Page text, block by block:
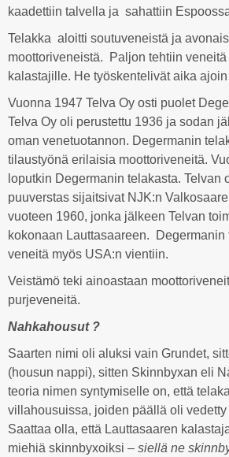
kaadettiin talvella ja sahattiin
Telakka aloitti soutuveneistä ja
moottoriveneistä. Paljon tehtiin veneitä
kalastajille. He työskentelivät aika
Vuonna 1947 Telva Oy osti puolet
Telva Oy oli perustettu 1936 ja sodan
oman venetuotannon. Degermanin
tilaustyönä erilaisia moottoriveneitä.
loputkin Degermanin telakasta. Telvan
puuverstas sijaitsivat NJK:n
vuoteen 1960, jonka jälkeen Telvan
kokonaan Lauttasaareen.
veneitä myös USA:n vientiin.
Veistämö teki ainoastaan
purjeveneitä.
Nahkahousut ?
Saarten nimi oli aluksi vain Grundet,
(housun nappi), sitten Skinnbyxan eli
teoria nimen syntymiselle on, että
villahousuissa, joiden päällä oli
Saattaa olla, että Lauttasaaren
miehiä skinnbyxoiksi – siellä ne